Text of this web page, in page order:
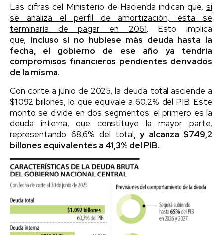
Las cifras del Ministerio de Hacienda indican que, si
se analiza el perfil de amortización, esta se
terminaría de pagar en 2061. Esto implica
que, incluso si no hubiese más deuda hasta la
fecha, el gobierno de ese año ya tendría
compromisos financieros pendientes derivados
de la misma.
Con corte a junio de 2025, la deuda total asciende a
$1.092 billones, lo que equivale a 60,2% del PIB. Este
monto se divide en dos segmentos: el primero es la
deuda interna, que constituye la mayor parte,
representando 68,6% del total, y alcanza $749,2
billones equivalentes a 41,3% del PIB.